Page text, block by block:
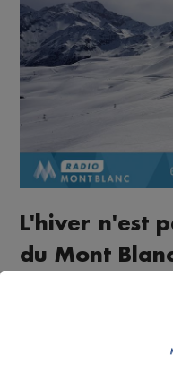
L'hiver n'est
du Mont
Mont Blanc vous